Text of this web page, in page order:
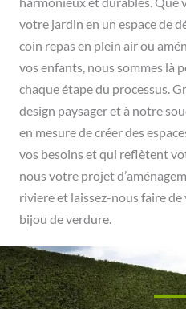
votre jardin en un espace de
coin repas en plein air ou
vos enfants, nous sommes là
chaque étape du processus.
design paysager et à notre
en mesure de créer des
vos besoins et qui reflètent
nous votre projet
riviere et laissez-nous faire
bijou de verdure.